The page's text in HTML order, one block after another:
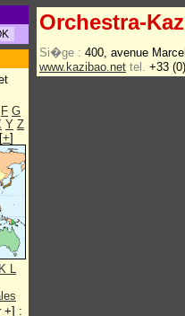
F G
Y Z
[+]
K L
+] :
Orchestra-
Si�ge : 400, avenue
www.kazibao.net tel. +33